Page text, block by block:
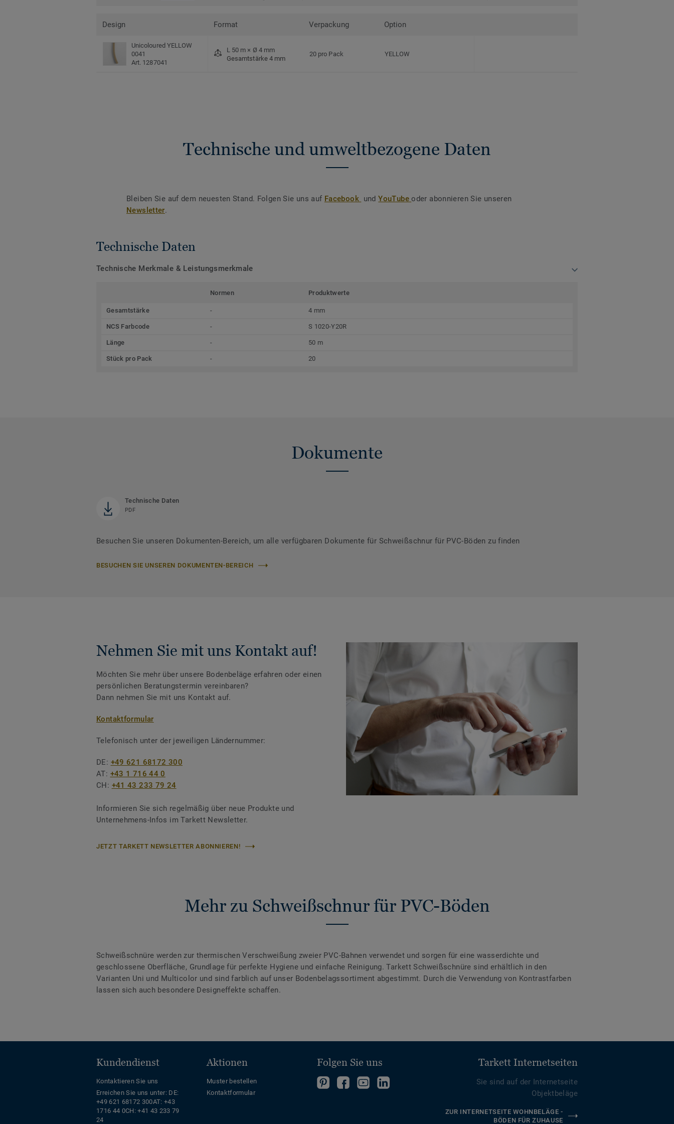
Design Format Verpackung Option
Unicoloured YELLOW
0041
Art. 1287041
L 50 m × Ø 4 mm
Gesamtstärke 4 mm
20 pro Pack YELLOW
Technische und umweltbezogene Daten
Bleiben Sie auf dem neuesten Stand. Folgen Sie uns auf Facebook undYouTubeoder abonnieren Sie unseren
Newsletter.
Technische Daten
Technische Merkmale & Leistungsmerkmale
Normen Produktwerte
Gesamtstärke - 4 mm
NCS Farbcode - S 1020-Y20R
Länge - 50 m
Stück pro Pack - 20
Dokumente
Technische Daten
PDF
Besuchen Sie unseren Dokumenten-Bereich, um alle verfügbaren Dokumente für Schweißschnur für PVC-Böden zu finden
BESUCHEN SIE UNSEREN DOKUMENTEN-BEREICH
Nehmen Sie mit uns Kontakt auf!
Möchten Sie mehr über unsere Bodenbeläge erfahren oder einen
persönlichen Beratungstermin vereinbaren?
Dann nehmen Sie mit uns Kontakt auf.
Kontaktformular
Telefonisch unter der jeweiligen Ländernummer:
DE: +49 621 68172 300
AT: +43 1 716 44 0
CH: +41 43 233 79 24
Informieren Sie sich regelmäßig über neue Produkte und
Unternehmens-Infos im Tarkett Newsletter.
JETZT TARKETT NEWSLETTER ABONNIEREN!
Mehr zu Schweißschnur für PVC-Böden
Schweißschnüre werden zur thermischen Verschweißung zweier PVC-Bahnen verwendet und sorgen für eine wasserdichte und
geschlossene Oberfläche, Grundlage für perfekte Hygiene und einfache Reinigung. Tarkett Schweißschnüre sind erhältlich in den
Varianten Uni und Multicolor und sind farblich auf unser Bodenbelagssortiment abgestimmt. Durch die Verwendung von Kontrastfarben
lassen sich auch besondere Designeffekte schaffen.
Kundendienst
Kontaktieren Sie uns
Erreichen Sie uns unter: DE:
+49 621 68172 300AT: +43
1716 44 0CH: +41 43 233 79
24
Aktionen
Muster bestellen
Kontaktformular
Folgen Sie uns
FolgenFolgenFolgeFolgen
Tarkett Internetseiten
Sie sind auf der Internetseite
Objektbeläge
ZUR INTERNETSEITE WOHNBELÄGE -
BÖDEN FÜR ZUHAUSE